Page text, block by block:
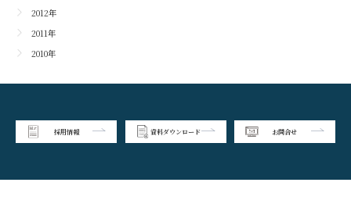
2012年
2011年
2010年
採用情報 資料ダウンロード お問合せ